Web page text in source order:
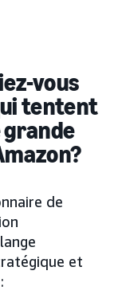
vous
tentent
grande
de
et